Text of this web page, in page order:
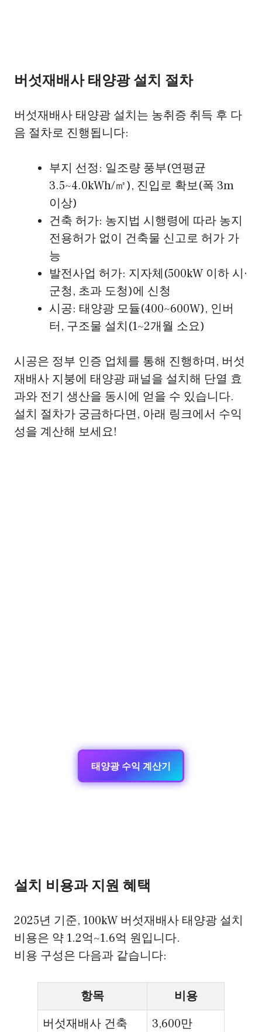
버섯재배사 태양광 설치 절차
버섯재배사 태양광 설치는 농취증 취득 후 다
음 절차로 진행됩니다:
부지 선정: 일조량 풍부(연평균
3.5~4.0kWh/㎡), 진입로 확보(폭 3m
이상)
건축 허가: 농지법 시행령에 따라 농지
전용허가 없이 건축물 신고로 허가 가
능
발전사업 허가: 지자체(500kW 이하 시·
군청, 초과 도청)에 신청
시공: 태양광 모듈(400~600W), 인버
터, 구조물 설치(1~2개월 소요)
시공은 정부 인증 업체를 통해 진행하며, 버섯
재배사 지붕에 태양광 패널을 설치해 단열 효
과와 전기 생산을 동시에 얻을 수 있습니다.
설치 절차가 궁금하다면, 아래 링크에서 수익
성을 계산해 보세요!
태양광 수익 계산기
설치 비용과 지원 혜택
2025년 기준, 100kW 버섯재배사 태양광 설치
비용은 약 1.2억~1.6억 원입니다.
비용 구성은 다음과 같습니다:
항목
비용
버섯재배사 건축
3,600만